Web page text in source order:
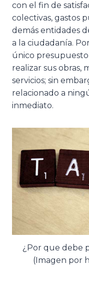
con el fin de
colectivas, gastos
demás entidades
a la ciudadanía.
único
realizar sus obras,
servicios; sin
relacionado a
inmediato.
¿Por que debe
(Imagen por